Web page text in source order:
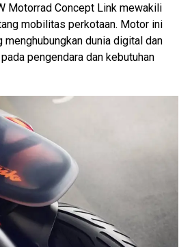
Motorrad Concept Link mewakili
mobilitas perkotaan. Motor ini
dunia digital dan
pengendara dan kebutuhan